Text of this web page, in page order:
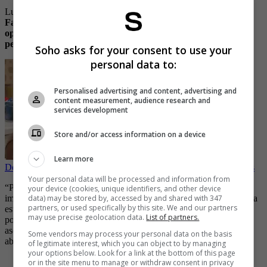
Luego de que se conociera la historia,
Facebook sobre la situación asegurando que no tenía otra
opción. “Él me está amenazando, me está chantajeando, es un
pedazo de basura”.
Descubren infidelidad de hombre gracias a audífonos inalámbricos
“Para aquellos que creen que soy el culpable, deben saber que ese
imbécil me amenazó porque estaba en necesidad. Ustedes tienden a
estar del lado equivocado, cometí un error, lo admito. Pero fue
porque no tenía otra opción”, agregó en el mensaje. Además de
asegurar que en los próximos días aparecerá con su equipo de
abogados para defenderse.
-Nahir, la historia de la joven argentina que recibió cadena
Soho asks for your consent to use your
personal data to:
Personalised advertising and content, advertising and
content measurement, audience research and
services development
Store and/or access information on a device
Learn more
Your personal data will be processed and information from
your device (cookies, unique identifiers, and other device
data) may be stored by, accessed by and shared with 347
partners, or used specifically by this site. We and our partners
may use precise geolocation data. List of partners.
Some vendors may process your personal data on the basis
of legitimate interest, which you can object to by managing
your options below. Look for a link at the bottom of this page
or in the site menu to manage or withdraw consent in privacy